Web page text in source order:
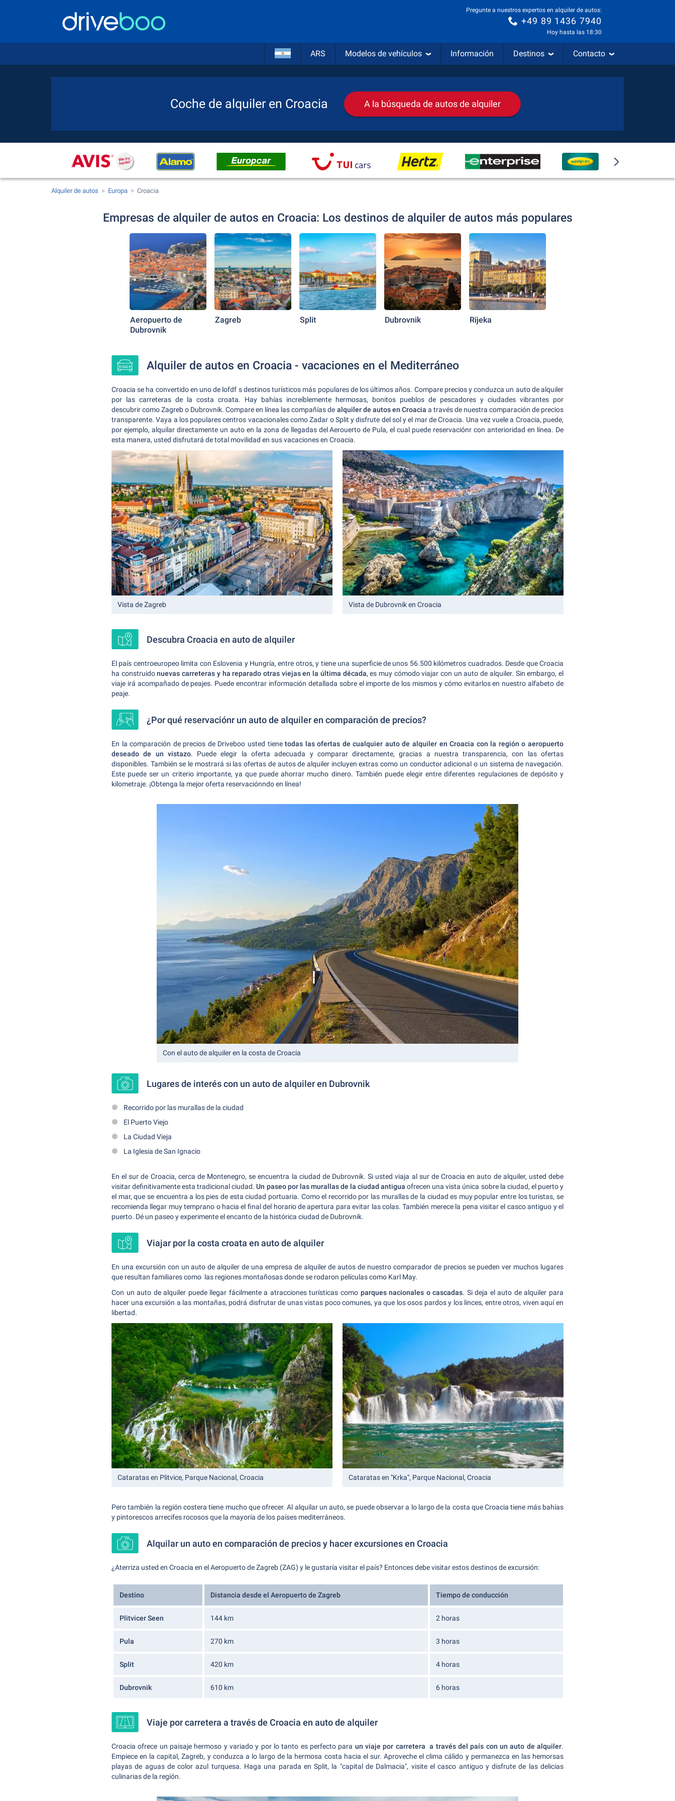
Pregunte a nuestros expertos en alquiler de autos:
+49 89 1436 7940
Hoy hasta las 18:30
ARS Modelos de vehículos Información Destinos Contacto
Coche de alquiler en Croacia A la búsqueda de autos de alquiler
Alquiler de autos Europa Croacia
Empresas de alquiler de autos en Croacia: Los destinos de alquiler de autos más populares
Aeropuerto de
Dubrovnik
Zagreb Split Dubrovnik Rijeka
Alquiler de autos en Croacia - vacaciones en el Mediterráneo
Croacia se ha convertido en uno de lofdf s destinos turísticos más populares de los últimos años. Compare precios y conduzca un auto de alquiler
por las carreteras de la costa croata. Hay bahías increíblemente hermosas, bonitos pueblos de pescadores y ciudades vibrantes por
descubrir como Zagreb o Dubrovnik. Compare en línea las compañías de alquiler de autos en Croacia a través de nuestra comparación de precios
transparente. Vaya a los populares centros vacacionales como Zadar o Split y disfrute del sol y el mar de Croacia. Una vez vuele a Croacia, puede,
por ejemplo, alquilar directamente un auto en la zona de llegadas del Aerouerto de Pula, el cual puede reservaciónr con anterioridad en línea. De
esta manera, usted disfrutará de total movilidad en sus vacaciones en Croacia.
Vista de Zagreb Vista de Dubrovnik en Croacia
Descubra Croacia en auto de alquiler
El país centroeuropeo limita con Eslovenia y Hungría, entre otros, y tiene una superficie de unos 56.500 kilómetros cuadrados. Desde que Croacia
ha construidonuevas carreteras y ha reparado otras viejas en la última década, es muy cómodo viajar con un auto de alquiler. Sin embargo, el
viaje irá acompañado de peajes. Puede encontrar información detallada sobre el importe de los mismos y cómo evitarlos en nuestro alfabeto de
peaje.
¿Por qué reservaciónr un auto de alquiler en comparación de precios?
En la comparación de precios de Driveboo usted tienetodas las ofertas de cualquier auto de alquiler en Croacia con la región o aeropuerto
deseado de un vistazo. Puede elegir la oferta adecuada y comparar directamente, gracias a nuestra transparencia, con las ofertas
disponibles. También se le mostrará si las ofertas de autos de alquiler incluyen extras como un conductor adicional o un sistema de navegación.
Este puede ser un criterio importante, ya que puede ahorrar mucho dinero. También puede elegir entre diferentes regulaciones de depósito y
kilometraje. ¡Obtenga la mejor oferta reservaciónndo en línea!
Con el auto de alquiler en la costa de Croacia
Lugares de interés con un auto de alquiler en Dubrovnik
Recorrido por las murallas de la ciudad
El Puerto Viejo
La Ciudad Vieja
La Iglesia de San Ignacio
En el sur de Croacia, cerca de Montenegro, se encuentra la ciudad de Dubrovnik. Si usted viaja al sur de Croacia en auto de alquiler, usted debe
visitar definitivamente esta tradicional ciudad.Un paseo por las murallas de la ciudad antigua ofrecen una vista única sobre la ciudad, el puerto y
el mar, que se encuentra a los pies de esta ciudad portuaria. Como el recorrido por las murallas de la ciudad es muy popular entre los turistas, se
recomienda llegar muy temprano o hacia el final del horario de apertura para evitar las colas. También merece la pena visitar el casco antiguo y el
puerto. Dé un paseo y experimente el encanto de la histórica ciudad de Dubrovnik.
Viajar por la costa croata en auto de alquiler
En una excursión con un auto de alquiler de una empresa de alquiler de autos de nuestro comparador de precios se pueden ver muchos lugares
que resultan familiares como las regiones montañosas donde se rodaron películas como Karl May.
Con un auto de alquiler puede llegar fácilmente a atracciones turísticas como parques nacionales o cascadas. Si deja el auto de alquiler para
hacer una excursión a las montañas, podrá disfrutar de unas vistas poco comunes, ya que los osos pardos y los linces, entre otros, viven aquí en
libertad.
Cataratas en Plitvice, Parque Nacional, Croacia Cataratas en "Krka", Parque Nacional, Croacia
Pero también la región costera tiene mucho que ofrecer. Al alquilar un auto, se puede observar a lo largo de la costa que Croacia tiene más bahías
y pintorescos arrecifes rocosos que la mayoría de los países mediterráneos.
Alquilar un auto en comparación de precios y hacer excursiones en Croacia
¿Aterriza usted en Croacia en el Aeropuerto de Zagreb (ZAG) y le gustaría visitar el país? Entonces debe visitar estos destinos de excursión:
Destino Distancia desde el Aeropuerto de Zagreb Tiempo de conducción
Plitvicer Seen 144 km 2 horas
Pula 270 km 3 horas
Split 420 km 4 horas
Dubrovnik 610 km 6 horas
Viaje por carretera a través de Croacia en auto de alquiler
Croacia ofrece un paisaje hermoso y variado y por lo tanto es perfecto para un viaje por carretera a través del país con un auto de alquiler.
Empiece en la capital, Zagreb, y conduzca a lo largo de la hermosa costa hacia el sur. Aproveche el clima cálido y permanezca en las hemorsas
playas de aguas de color azul turquesa. Haga una parada en Split, la "capital de Dalmacia", visite el casco antiguo y disfrute de las delicias
culinarias de la región.